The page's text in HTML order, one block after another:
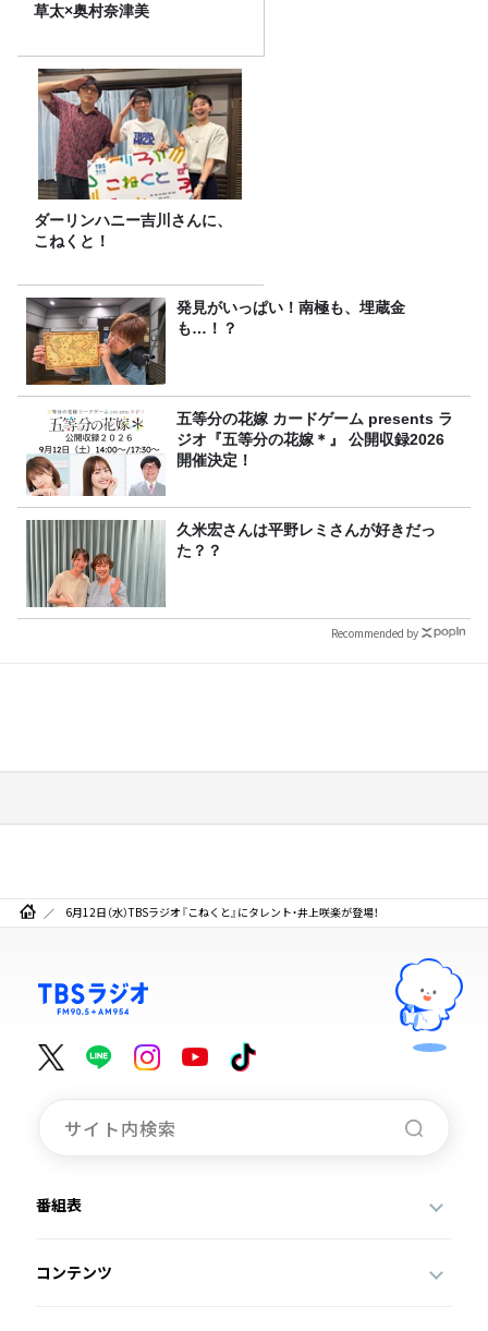
草太×奥村奈津美
ダーリンハニー吉川さんに、
こねくと！
発見がいっぱい！南極も、埋蔵金
も…！？
五等分の花嫁 カードゲーム presents ラ
ジオ『五等分の花嫁＊』 公開収録2026
開催決定！
久米宏さんは平野レミさんが好きだっ
た？？
Recommended by
6月12日（水）TBSラジオ『こねくと』にタレント・井上咲楽が登場！
番組表
コンテンツ